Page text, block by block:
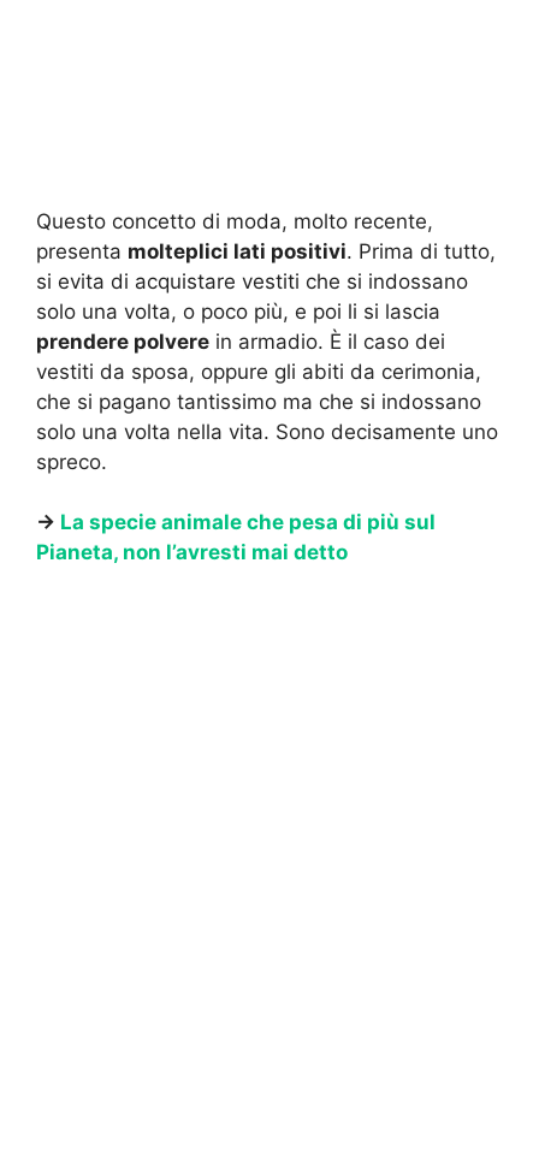
Questo concetto di moda, molto recente,
presenta molteplici lati positivi. Prima di tutto,
si evita di acquistare vestiti che si indossano
solo una volta, o poco più, e poi li si lascia
prendere polvere in armadio. È il caso dei
vestiti da sposa, oppure gli abiti da cerimonia,
che si pagano tantissimo ma che si indossano
solo una volta nella vita. Sono decisamente uno
spreco.
→ La specie animale che pesa di più sul
Pianeta, non l’avresti mai detto